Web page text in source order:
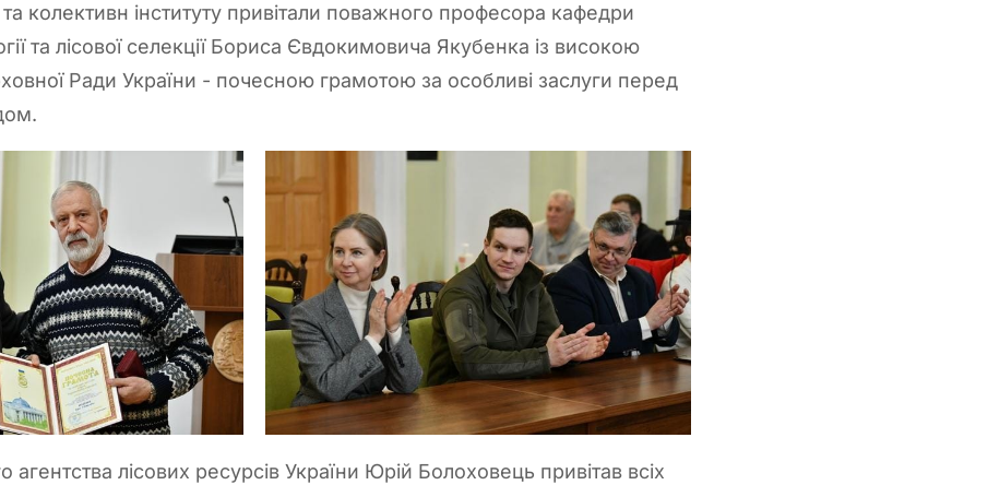
колективн інституту привітали поважного професора кафедри
та лісової селекції Бориса Євдокимовича Якубенка із високою
Ради України - почесною грамотою за особливі заслуги перед
лісових ресурсів України Юрій Болоховець привітав всіх